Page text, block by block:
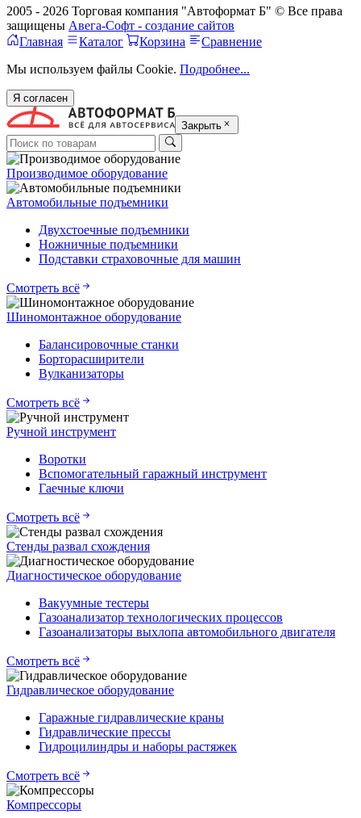
2005 - 2026 Торговая компания "Автоформат Б" © Все права
защищены Авега-Софт - создание сайтов
Главная
Каталог Корзина
Сравнение
Мы используем файлы Cookie. Подробнее...
Я согласен
Закрыть
Производимое оборудование
Автомобильные подъемники
Двухстоечные подъемники
Ножничные подъемники
Подставки страховочные для машин
Смотреть всё
Шиномонтажное оборудование
Балансировочные станки
Борторасширители
Вулканизаторы
Смотреть всё
Ручной инструмент
Воротки
Вспомогательный гаражный инструмент
Гаечные ключи
Смотреть всё
Стенды развал схождения
Диагностическое оборудование
Вакуумные тестеры
Газоанализатор технологических процессов
Газоанализаторы выхлопа автомобильного двигателя
Смотреть всё
Гидравлическое оборудование
Гаражные гидравлические краны
Гидравлические прессы
Гидроцилиндры и наборы растяжек
Смотреть всё
Компрессоры